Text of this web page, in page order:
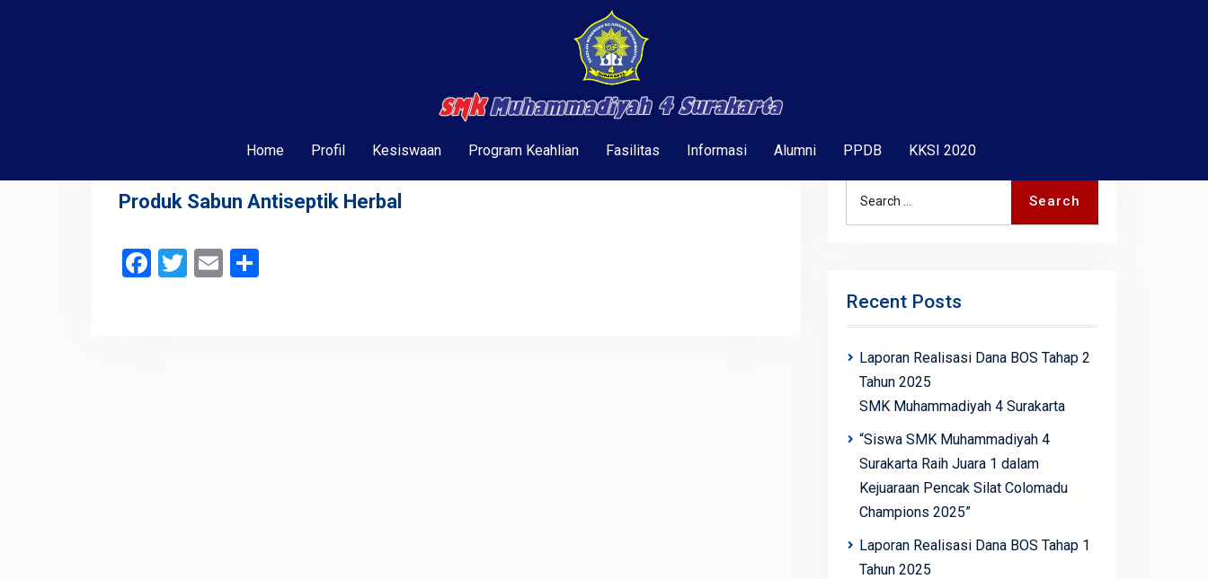
Home Profil Kesiswaan Program Keahlian Fasilitas Informasi Alumni PPDB KKSI 2020
Produk Sabun Antiseptik Herbal
Facebook
Twitter
Email
Search
Recent Posts
Laporan Realisasi Dana BOS Tahap 2
Tahun 2025
SMK Muhammadiyah 4 Surakarta
“Siswa SMK Muhammadiyah 4
Surakarta Raih Juara 1 dalam
Kejuaraan Pencak Silat Colomadu
Champions 2025”
Laporan Realisasi Dana BOS Tahap 1
Tahun 2025